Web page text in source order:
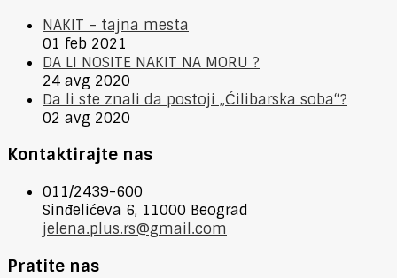
NAKIT – tajna mesta
01 feb 2021
DA LI NOSITE NAKIT NA MORU ?
24 avg 2020
Da li ste znali da postoji „Ćilibarska soba“?
02 avg 2020
Kontaktirajte nas
011/2439-600
Sinđelićeva 6, 11000 Beograd
jelena.plus.rs@gmail.com
Pratite nas